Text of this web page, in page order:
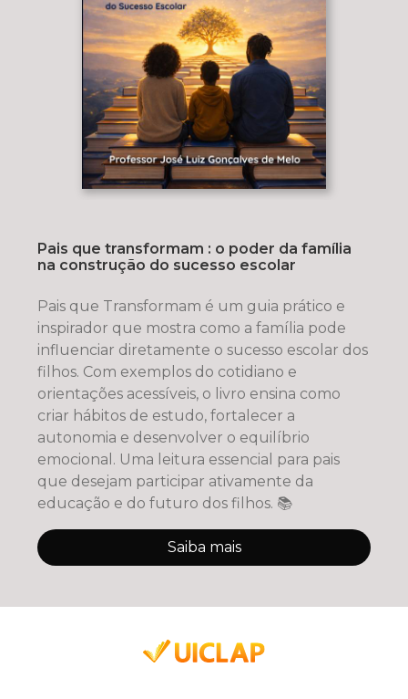
Pais que transformam : o poder da família
na construção do sucesso escolar
Pais que Transformam é um guia prático e
inspirador que mostra como a família pode
influenciar diretamente o sucesso escolar dos
filhos. Com exemplos do cotidiano e
orientações acessíveis, o livro ensina como
criar hábitos de estudo, fortalecer a
autonomia e desenvolver o equilíbrio
emocional. Uma leitura essencial para pais
que desejam participar ativamente da
educação e do futuro dos filhos. 📚
Saiba mais